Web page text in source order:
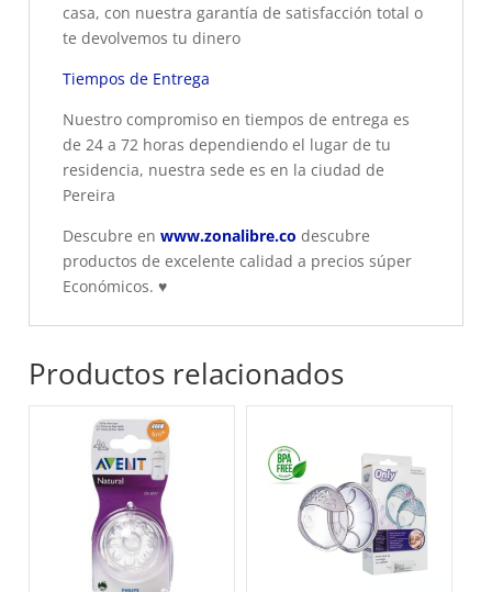
casa, con nuestra garantía de satisfacción total o
te devolvemos tu dinero
Tiempos de Entrega
Nuestro compromiso en tiempos de entrega es
de 24 a 72 horas dependiendo el lugar de tu
residencia, nuestra sede es en la ciudad de
Pereira
Descubre en www.zonalibre.co descubre
productos de excelente calidad a precios súper
Económicos. ♥
Productos relacionados